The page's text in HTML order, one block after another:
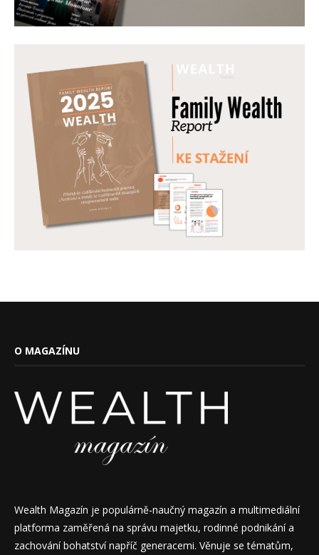
O MAGAZÍNU
Wealth Magazín je populárně-naučný magazín a multimediální
platforma zaměřená na správu majetku, rodinné podnikání a
zachování bohatství napříč generacemi. Věnuje se tématům,